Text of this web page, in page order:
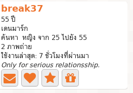
break37
55 ปี
เดนมาร์ก
ค้นหา หญิง จาก 25 ไปยัง 55
2 ภาพถ่าย
ใช้งานล่าสุด: 7 ชั่วโมงที่ผ่านมา
Only for serious relationsship.